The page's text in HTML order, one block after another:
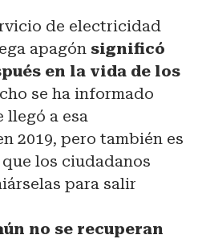
de electricidad
apagón significó
en la vida de los
se ha informado
llegó a esa
2019, pero también es
los ciudadanos
para salir
no se recuperan